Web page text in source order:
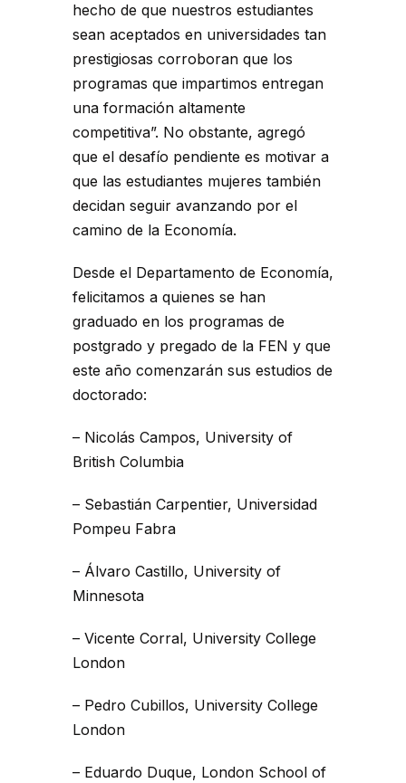
hecho de que nuestros estudiantes
sean aceptados en universidades tan
prestigiosas corroboran que los
programas que impartimos entregan
una formación altamente
competitiva”. No obstante, agregó
que el desafío pendiente es motivar a
que las estudiantes mujeres también
decidan seguir avanzando por el
camino de la Economía.
Desde el Departamento de Economía,
felicitamos a quienes se han
graduado en los programas de
postgrado y pregado de la FEN y que
este año comenzarán sus estudios de
doctorado:
– Nicolás Campos, University of
British Columbia
– Sebastián Carpentier, Universidad
Pompeu Fabra
– Álvaro Castillo, University of
Minnesota
– Vicente Corral, University College
London
– Pedro Cubillos, University College
London
– Eduardo Duque, London School of